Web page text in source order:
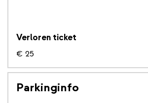
Verloren ticket
€ 25
Parkinginfo